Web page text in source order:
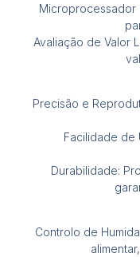
Microprocessador
Avaliação de Valor
Precisão e
Facilidade de
Durabilidade:
Controlo de